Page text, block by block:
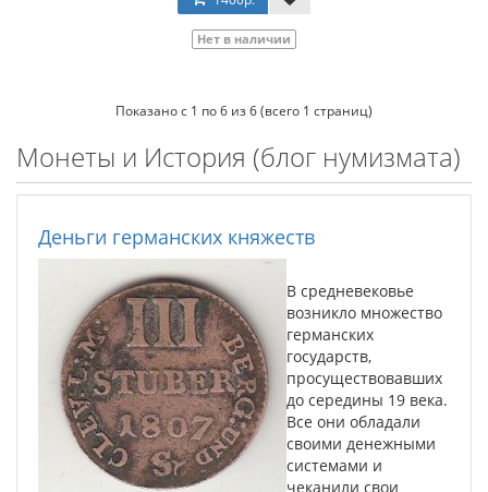
Нет в наличии
Показано с 1 по 6 из 6 (всего 1 страниц)
Монеты и История (блог нумизмата)
Деньги германских княжеств
В средневековье
возникло множество
германских
государств,
просуществовавших
до середины 19 века.
Все они обладали
своими денежными
системами и
чеканили свои